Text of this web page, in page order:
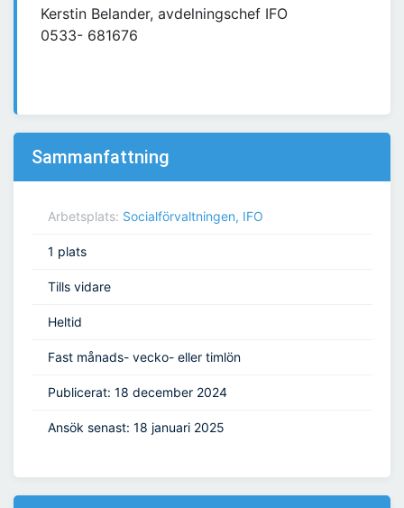
Kerstin Belander, avdelningschef IFO
0533- 681676
Sammanfattning
Arbetsplats: Socialförvaltningen, IFO
1 plats
Tills vidare
Heltid
Fast månads- vecko- eller timlön
Publicerat: 18 december 2024
Ansök senast: 18 januari 2025